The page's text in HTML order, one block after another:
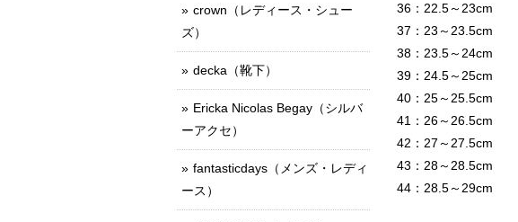
36：22.5～23cm
37：23～23.5cm
38：23.5～24cm
39：24.5～25cm
40：25～25.5cm
41：26～26.5cm
42：27～27.5cm
43：28～28.5cm
44：28.5～29cm
crown（レディース・シュー
ズ）
decka（靴下）
Ericka Nicolas Begay（シルバ
ーアクセ）
fantasticdays（メンズ・レディ
ース）